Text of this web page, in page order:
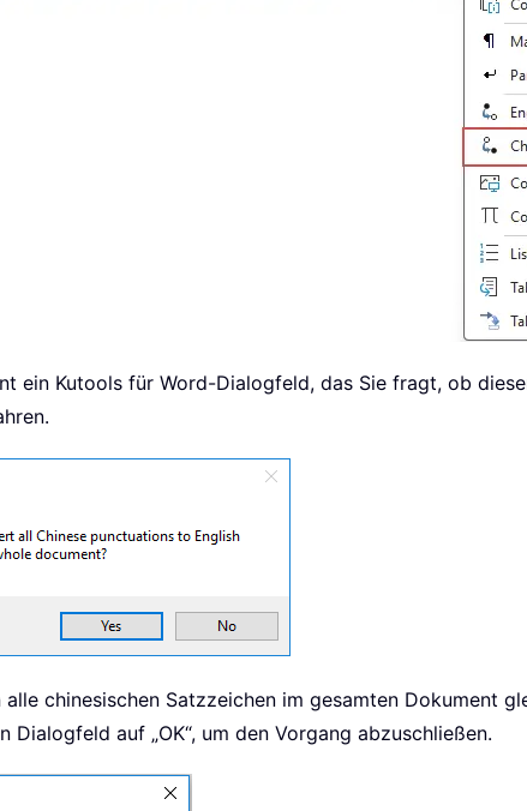
ein Kutools für Word-Dialogfeld, das Sie fragt, ob
chinesischen Satzzeichen im gesamten Dokument
Dialogfeld auf „OK“, um den Vorgang abzuschließen.